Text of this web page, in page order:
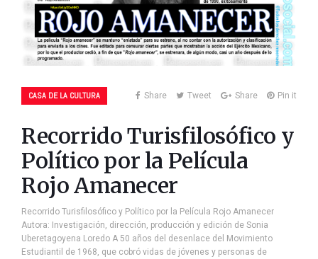
CASA DE LA CULTURA Share Tweet Share Pin it
Recorrido Turisfilosófico y
Político por la Película
Rojo Amanecer
Recorrido Turisfilosófico y Político por la Película Rojo Amanecer
Autora: Investigación, dirección, producción y edición de Sonia
Uberetagoyena Loredo A 50 años del desenlace del Movimiento
Estudiantil de 1968, que cobró vidas de jóvenes y personas de